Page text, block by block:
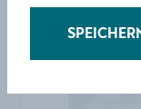
Ein Stern
Stiegler